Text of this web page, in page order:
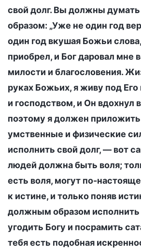
свой долг. Вы должны
образом: „Уже не один год
один год вкушая Божьи
приобрел, и Бог даровал мне
милости и благословения.
руках Божьих, я живу под
и господством, и Он вдохнул
поэтому я должен приложить
умственные и физические
исполнить свой долг, — вот
людей должна быть воля;
есть воля, могут по-
к истине, и только поняв
должным образом исполнить
угодить Богу и посрамить
тебя есть подобная